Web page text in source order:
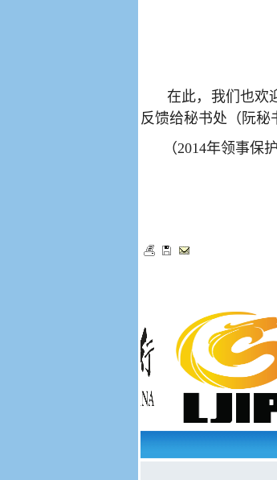
在此，我们也欢
反馈给秘书处（阮秘
（2014年领事保